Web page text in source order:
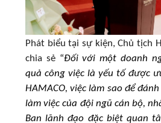
Phát biểu tại sự kiện, Chủ tịch
chia sẻ “Đối với một doanh
quả công việc là yếu tố được
HAMACO, việc làm sao để
làm việc của đội ngũ cán bộ,
Ban lãnh đạo đặc biệt quan